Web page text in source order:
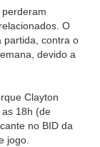
O
partida, contra o
devido a
Clayton
18h (de
no BID da
jogo.